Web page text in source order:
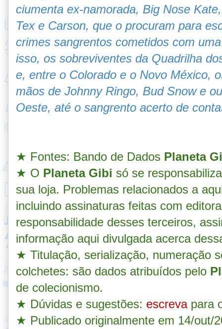
ciumenta ex-namorada, Big Nose
Tex e Carson, que o procuram para
crimes sangrentos cometidos com
isso, os sobreviventes da Quadrilha
e, entre o Colorado e o Novo México,
mãos de Johnny Ringo, Bud Snow e
Oeste, até o sangrento acerto de
★ Fontes: Bando de Dados Planeta
★ O Planeta Gibi só se
sua loja. Problemas relacionados a
incluindo assinaturas feitas com
responsabilidade desses terceiros,
informação aqui divulgada acerca
★ Titulação, serialização, numeração
colchetes: são dados atribuídos pelo
de colecionismo.
★ Dúvidas e sugestões: escrevapara
★ Publicado originalmente em 14/out/